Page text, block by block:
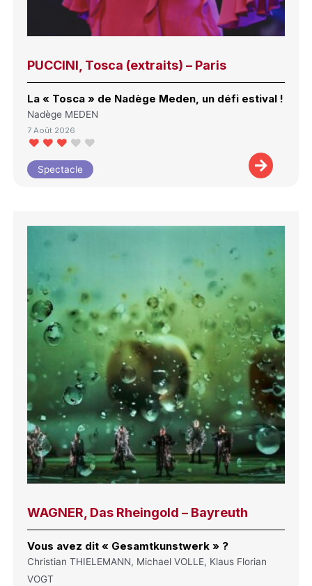
PUCCINI, Tosca (extraits) – Paris
La « Tosca » de Nadège Meden, un défi estival !
Nadège MEDEN
7 Août 2026
Spectacle
WAGNER, Das Rheingold – Bayreuth
Vous avez dit « Gesamtkunstwerk » ?
Christian THIELEMANN, Michael VOLLE, Klaus Florian
VOGT